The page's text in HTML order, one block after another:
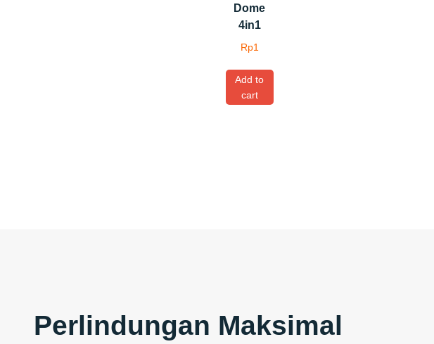
Dome
4in1
Rp1
Add to
cart
Perlindungan Maksimal